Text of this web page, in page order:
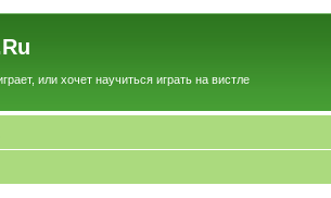
или хочет научиться играть на вистле